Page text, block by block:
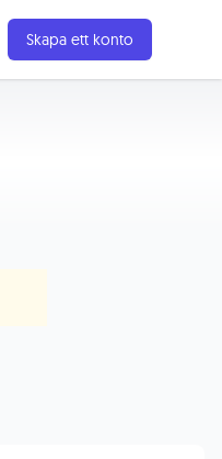
Skapa ett konto